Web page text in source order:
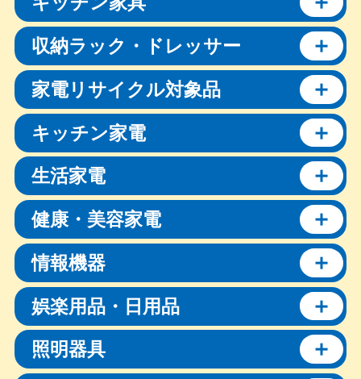
収納ラック・ドレッサー
家電リサイクル対象品
キッチン家電
生活家電
健康・美容家電
情報機器
娯楽用品・日用品
照明器具